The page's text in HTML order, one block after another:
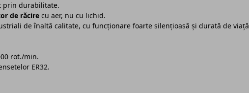
prin durabilitate.
de răcirecu aer, nu cu lichid.
de înaltă calitate, cu funcționare foarte silențioasă și durată de viață
rot./min.
ER32.